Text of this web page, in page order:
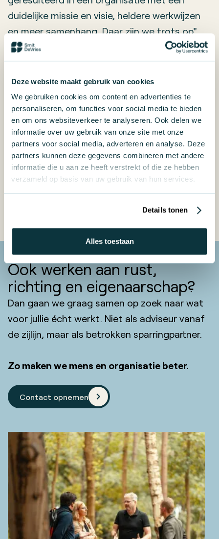
Deze website maakt gebruik van cookies
We gebruiken cookies om content en advertenties te
personaliseren, om functies voor social media te bieden
en om ons websiteverkeer te analyseren. Ook delen we
informatie over uw gebruik van onze site met onze
partners voor social media, adverteren en analyse. Deze
partners kunnen deze gegevens combineren met andere
informatie die u aan ze heeft verstrekt of die ze hebben
verzameld op basis van uw gebruik van hun services.
Details tonen
Alles toestaan
duidelijke missie en visie, heldere werkwijzen
en meer samenhang. Daar zijn we trots op".
Hulp nodig met
Business Performance Program
We staan klaar om je te helpen met deskundig en op
maat gemaakt advies. Neem vandaag nog contact
op voor een vrijblijvend gesprek over de
mogelijkheden voor jouw bedrijf.
Neem contact op
Persoonlijke benadering
Ook werken aan rust,
richting en eigenaarschap?
Dan gaan we graag samen op zoek naar wat
voor jullie écht werkt. Niet als adviseur vanaf
de zijlijn, maar als betrokken sparringpartner.
Zo maken we mens en organisatie beter.
Contact opnemen